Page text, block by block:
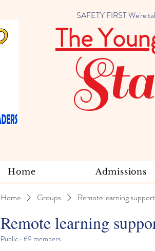
SAFETY FIRST We're
The
Home Admissions
Home Groups Remote learning support
Remote learning
Public · 69 members